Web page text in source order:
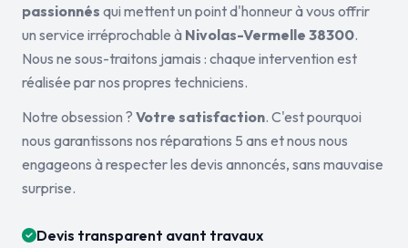
passionnés qui mettent un point d'honneur à vous offrir
un service irréprochable à Nivolas-Vermelle 38300.
Nous ne sous-traitons jamais : chaque intervention est
réalisée par nos propres techniciens.
Notre obsession ? Votre satisfaction. C'est pourquoi
nous garantissons nos réparations 5 ans et nous nous
engageons à respecter les devis annoncés, sans mauvaise
surprise.
Devis transparent avant travaux